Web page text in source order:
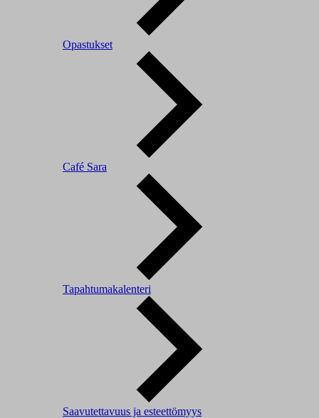
Opastukset
Café Sara
Tapahtumakalenteri
Saavutettavuus ja esteettömyys